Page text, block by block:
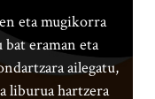
eta mugikorra
eraman eta
ailegatu,
liburua hartzera